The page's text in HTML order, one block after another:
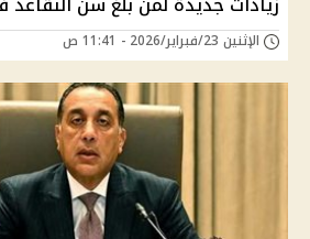
الإثنين 23/فبراير/2026 - 11:41 ص